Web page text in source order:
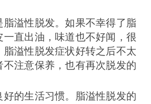
性脱发。如果不幸得了脂
直出油，味道也不好闻，很
溢性脱发症状好转之后不太
注意保养，也有再次脱发的
生活习惯。脂溢性脱发的